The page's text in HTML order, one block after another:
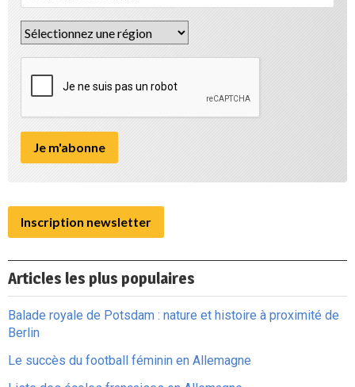
Inscription newsletter
Articles les plus populaires
Balade royale de Potsdam : nature et histoire à proximité de
Berlin
Le succès du football féminin en Allemagne